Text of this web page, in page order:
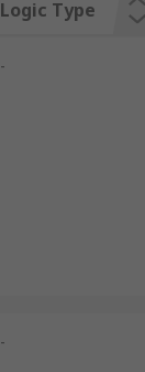
Logic Type
-
-